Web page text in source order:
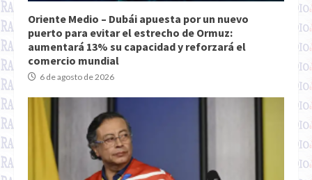
Oriente Medio – Dubái apuesta por un nuevo
puerto para evitar el estrecho de Ormuz:
aumentará 13% su capacidad y reforzará el
comercio mundial
6 de agosto de 2026